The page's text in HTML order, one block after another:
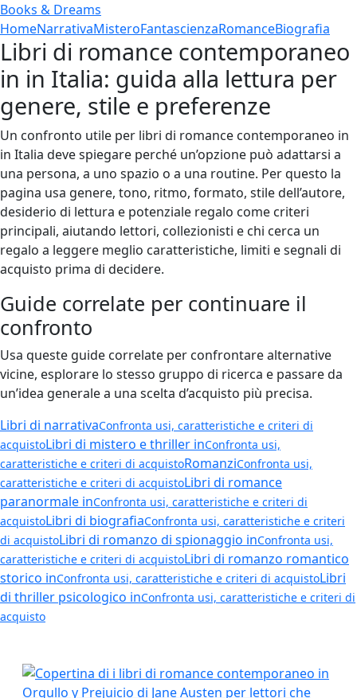
Books & Dreams
HomeNarrativaMisteroFantascienzaRomanceBiografia
Libri di romance contemporaneo
in in Italia: guida alla lettura per
genere, stile e preferenze
Un confronto utile per libri di romance contemporaneo in
in Italia deve spiegare perché un’opzione può adattarsi a
una persona, a uno spazio o a una routine. Per questo la
pagina usa genere, tono, ritmo, formato, stile dell’autore,
desiderio di lettura e potenziale regalo come criteri
principali, aiutando lettori, collezionisti e chi cerca un
regalo a leggere meglio caratteristiche, limiti e segnali di
acquisto prima di decidere.
Guide correlate per continuare il
confronto
Usa queste guide correlate per confrontare alternative
vicine, esplorare lo stesso gruppo di ricerca e passare da
un’idea generale a una scelta d’acquisto più precisa.
Libri di narrativaConfronta usi, caratteristiche e criteri di
acquistoLibri di mistero e thriller inConfronta usi,
caratteristiche e criteri di acquistoRomanziConfronta usi,
caratteristiche e criteri di acquistoLibri di romance
paranormale inConfronta usi, caratteristiche e criteri di
acquistoLibri di biografiaConfronta usi, caratteristiche e criteri
di acquistoLibri di romanzo di spionaggio inConfronta usi,
caratteristiche e criteri di acquistoLibri di romanzo romantico
storico inConfronta usi, caratteristiche e criteri di acquistoLibri
di thriller psicologico inConfronta usi, caratteristiche e criteri di
acquisto